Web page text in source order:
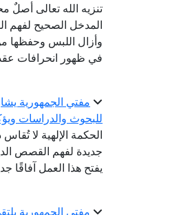
تنزيه الله تعالى أصلٌ
المدخل الصحيح لفهم
وأزال اللبس وحفظها
في ظهور انحرافات
مفتي الجمهورية
للبحوث والدراسات
الحكمة الإلهية لا تُقاس
جديدة لفهم القصص
يفتح هذا العمل آفاقًا
مفتي الجمهورية